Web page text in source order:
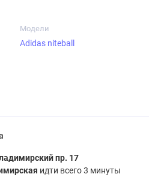
Модели
Adidas niteball
пр. 17
идти всего 3 минуты